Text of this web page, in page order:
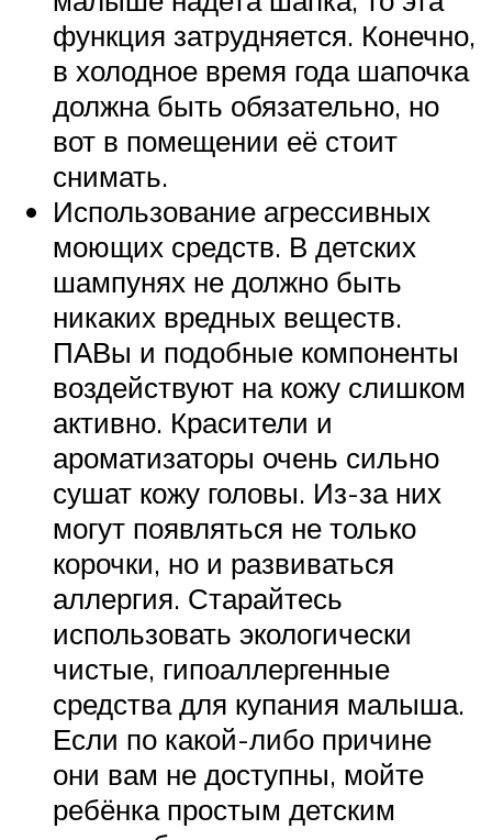
функция затрудняется. Конечно,
в холодное время года шапочка
должна быть обязательно, но
вот в помещении её стоит
снимать.
Использование агрессивных
моющих средств. В детских
шампунях не должно быть
никаких вредных веществ.
ПАВы и подобные компоненты
воздействуют на кожу слишком
активно. Красители и
ароматизаторы очень сильно
сушат кожу головы. Из-за них
могут появляться не только
корочки, но и развиваться
аллергия. Старайтесь
использовать экологически
чистые, гипоаллергенные
средства для купания малыша.
Если по какой-либо причине
они вам не доступны, мойте
ребёнка простым детским